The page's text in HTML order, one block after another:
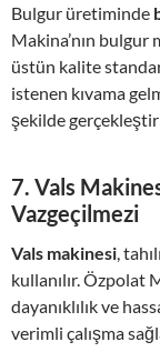
Bulgur üretiminde
Makina’nın
üstün kalite
istenen kıvama
şekilde
7. Vals
Vazgeçilmezi
Vals makinesi,
kullanılır. Özpolat
dayanıklılık ve
verimli çalışma